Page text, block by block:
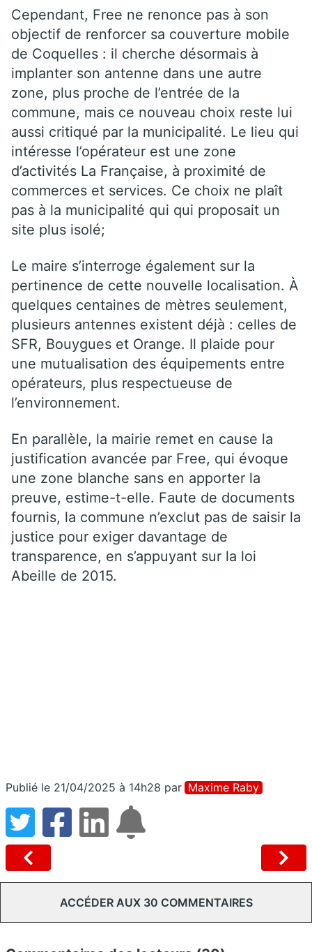
Cependant, Free ne renonce pas à son
objectif de renforcer sa couverture mobile
de Coquelles : il cherche désormais à
implanter son antenne dans une autre
zone, plus proche de l’entrée de la
commune, mais ce nouveau choix reste lui
aussi critiqué par la municipalité. Le lieu qui
intéresse l’opérateur est une zone
d’activités La Française, à proximité de
commerces et services. Ce choix ne plaît
pas à la municipalité qui qui proposait un
site plus isolé;
Le maire s’interroge également sur la
pertinence de cette nouvelle localisation. À
quelques centaines de mètres seulement,
plusieurs antennes existent déjà : celles de
SFR, Bouygues et Orange. Il plaide pour
une mutualisation des équipements entre
opérateurs, plus respectueuse de
l’environnement.
En parallèle, la mairie remet en cause la
justification avancée par Free, qui évoque
une zone blanche sans en apporter la
preuve, estime-t-elle. Faute de documents
fournis, la commune n’exclut pas de saisir la
justice pour exiger davantage de
transparence, en s’appuyant sur la loi
Abeille de 2015.
Publié le 21/04/2025 à 14h28 par Maxime Raby
ACCÉDER AUX 30 COMMENTAIRES